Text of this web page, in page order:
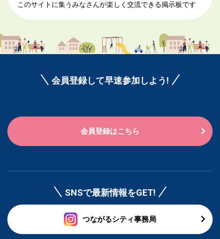
このサイトに集うみなさんが楽しく交流できる掲示板です
会員登録して早速参加しよう!
会員登録はこちら
SNSで最新情報をGET!
つながるシティ事務局